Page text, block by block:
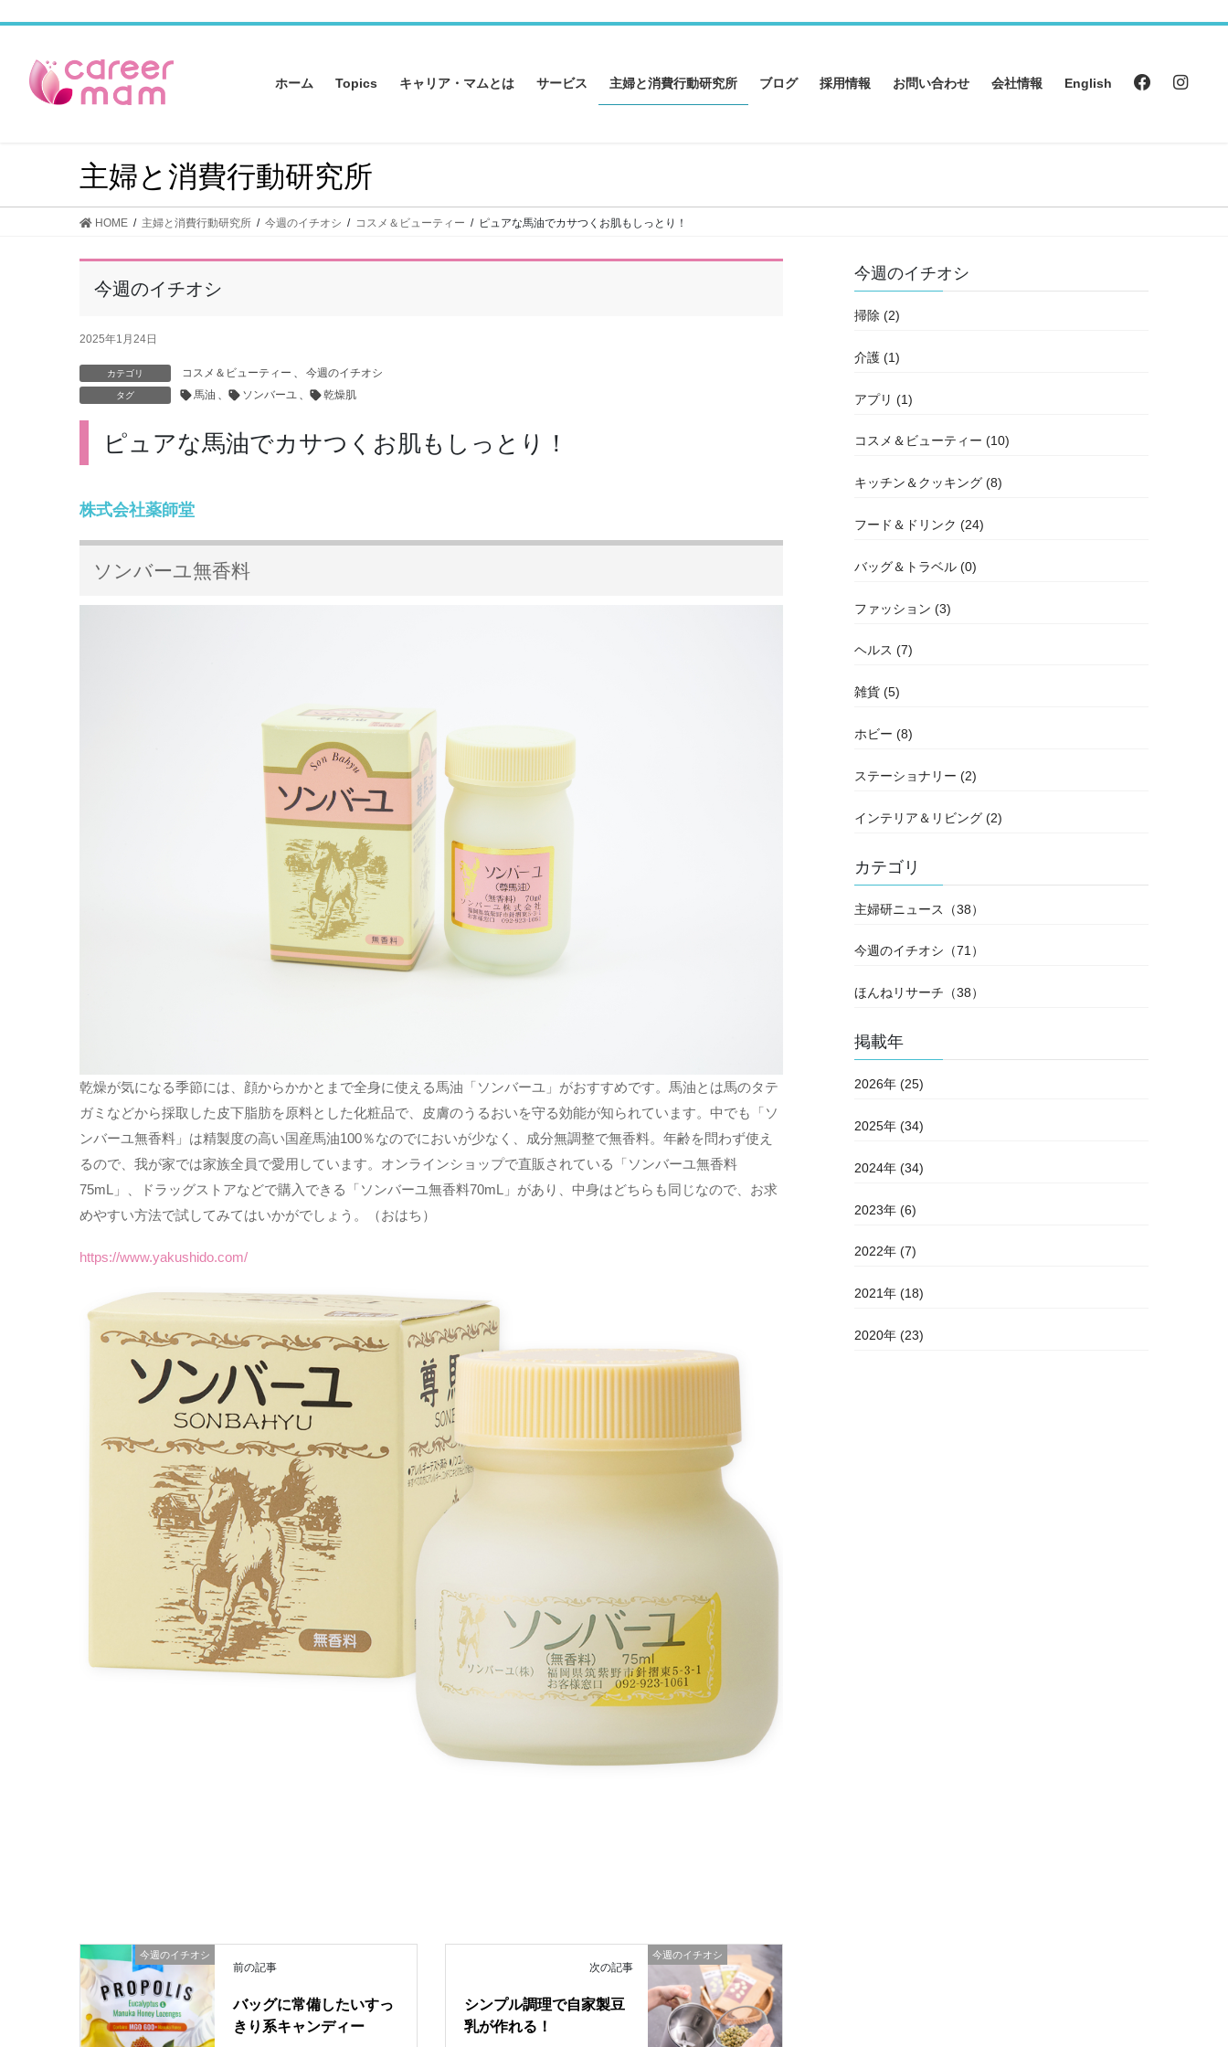
プ
動
ホーム Topics キャリア・マムとは サービス 主婦と消費行動研究所 ブログ 採用情報 お問い合わせ 会社情報 English
主婦と消費行動研究所
HOME 主婦と消費行動研究所 今週のイチオシ コスメ＆ビューティー ピュアな馬油でカサつくお肌もしっとり！
今週のイチオシ
2025年1月24日
カテゴリ コスメ＆ビューティー 、 今週のイチオシ
タグ 馬油 、 ソンバーユ 、 乾燥肌
ピュアな馬油でカサつくお肌もしっとり！
株式会社薬師堂
ソンバーユ無香料
乾燥が気になる季節には、顔からかかとまで全身に使える馬油「ソンバーユ」がおすすめです。馬油とは馬のタテ
ガミなどから採取した皮下脂肪を原料とした化粧品で、皮膚のうるおいを守る効能が知られています。中でも「ソ
ンバーユ無香料」は精製度の高い国産馬油100％なのでにおいが少なく、成分無調整で無香料。年齢を問わず使え
るので、我が家では家族全員で愛用しています。オンラインショップで直販されている「ソンバーユ無香料
75mL」、ドラッグストアなどで購入できる「ソンバーユ無香料70mL」があり、中身はどちらも同じなので、お求
めやすい方法で試してみてはいかがでしょう。（おはち）
https://www.yakushido.com/
前の記事
バッグに常備したいすっ
きり系キャンディー
今週のイチオシ
次の記事
シンプル調理で自家製豆
乳が作れる！
今週のイチオシ
今週のイチオシ
掃除 (2)
介護 (1)
アプリ (1)
コスメ＆ビューティー (10)
キッチン＆クッキング (8)
フード＆ドリンク (24)
バッグ＆トラベル (0)
ファッション (3)
ヘルス (7)
雑貨 (5)
ホビー (8)
ステーショナリー (2)
インテリア＆リビング (2)
カテゴリ
主婦研ニュース（38）
今週のイチオシ（71）
ほんねリサーチ（38）
掲載年
2026年 (25)
2025年 (34)
2024年 (34)
2023年 (6)
2022年 (7)
2021年 (18)
2020年 (23)